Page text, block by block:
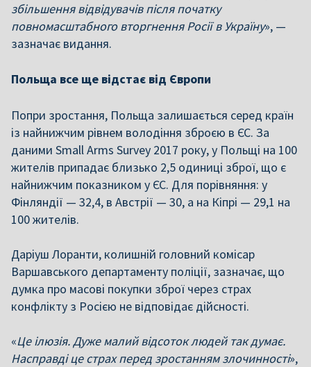
збільшення відвідувачів після початку
повномасштабного вторгнення Росії в Україну», —
зазначає видання.
Польща все ще відстає від Європи
Попри зростання, Польща залишається серед країн
із найнижчим рівнем володіння зброєю в ЄС. За
даними Small Arms Survey 2017 року, у Польщі на 100
жителів припадає близько 2,5 одиниці зброї, що є
найнижчим показником у ЄС. Для порівняння: у
Фінляндії — 32,4, в Австрії — 30, а на Кіпрі — 29,1 на
100 жителів.
Даріуш Лоранти, колишній головний комісар
Варшавського департаменту поліції, зазначає, що
думка про масові покупки зброї через страх
конфлікту з Росією не відповідає дійсності.
«Це ілюзія. Дуже малий відсоток людей так думає.
Насправді це страх перед зростанням злочинності»,